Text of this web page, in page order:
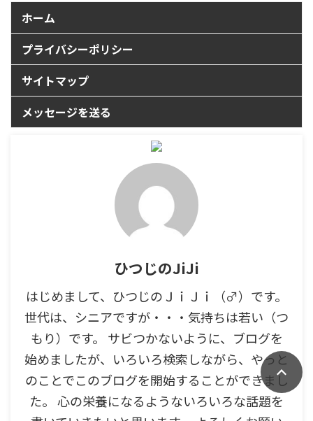
ホーム
プライバシーポリシー
サイトマップ
メッセージを送る
ひつじのJiJi
はじめまして、ひつじのＪｉＪｉ（♂）です。
世代は、シニアですが・・・気持ちは若い（つ
もり）です。 サビつかないように、ブログを
始めましたが、いろいろ検索しながら、やっと
のことでこのブログを開始することができまし
た。 心の栄養になるようないろいろな話題を